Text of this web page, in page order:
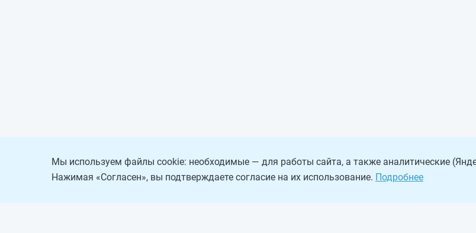
Мы используем файлы cookie: необходимые — для работы сайта, а также аналитические
Нажимая «Согласен», вы подтверждаете согласие на их использование. Подробнее